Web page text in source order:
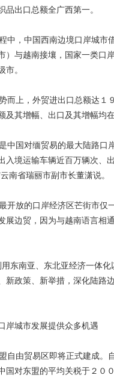
品出口总额全广西第一。
，中国西南边境口岸城市
）与越南接壤，国家一类口
级市。
上，外贸进出口总额达１
及其增幅、出口及其增幅均
国对缅贸易的最大陆路口
入境运输车辆近百万辆次、
云南省瑞丽市副市长董潇说。
放的口岸经济区芒街市仅
展边贸，因为与越南语言相
东南亚、东北亚经济一体
新政策、新举措，深化陆路
城市发展提供众多机遇
由贸易区即将正式建成。
国对东盟的平均关税于２０